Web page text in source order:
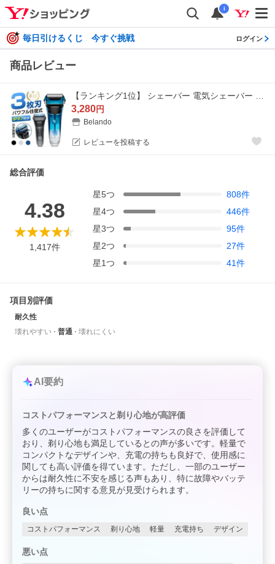
i
毎日引けるくじ 今すぐ挑戦 ログイン
商品レビュー
3,280円
Belando
レビューを投稿する
総合評価
4.38
1,417件
星5つ 808件
星4つ 446件
星3つ 95件
星2つ 27件
星1つ 41件
項目別評価
耐久性
壊れやすい
普通 壊れにくい
AI要約
コストパフォーマンスと剃り心地が高評価
多くのユーザーがコストパフォーマンスの良さを評価して
おり、剃り心地も満足しているとの声が多いです。軽量で
コンパクトなデザインや、充電の持ちも良好で、使用感に
関しても高い評価を得ています。ただし、一部のユーザー
からは耐久性に不安を感じる声もあり、特に故障やバッテ
リーの持ちに関する意見が見受けられます。
良い点
コストパフォーマンス 剃り心地 軽量 充電持ち デザイン
悪い点